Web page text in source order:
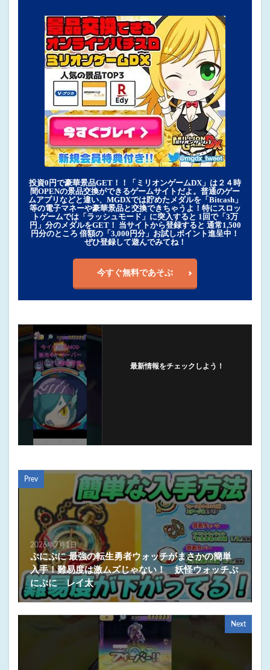
投資0円で豪華景品GET！！「ミリオンゲームDX」は２４時
間OPENの景品交換ができるゲームサイトだよ。普通のゲー
ムアプリなどと違い、MGDXでは貯めたメダルを「Bitcash」
等の電子マネーや豪華景品と交換できちゃうよ！特にスロッ
トゲームでは「ラッシュモード」に突入すると 1回で「3万
円」分のメダルをGET！ 当サイトから登録すると 通常1,500
円分のところ 倍額の「3,000円分」お試しポイント進呈中！
ぜひ登録して遊んでみてね！
今すぐ無料であそぶ
最新情報をチェックしよう！
Prev
2026年7月1日
ぷにぷに 最強の転生勇者ウォッチがまさかの簡単
入手！難易度は激ムズじゃない！ 妖怪ウォッチぷ
にぷに レイ太
Next